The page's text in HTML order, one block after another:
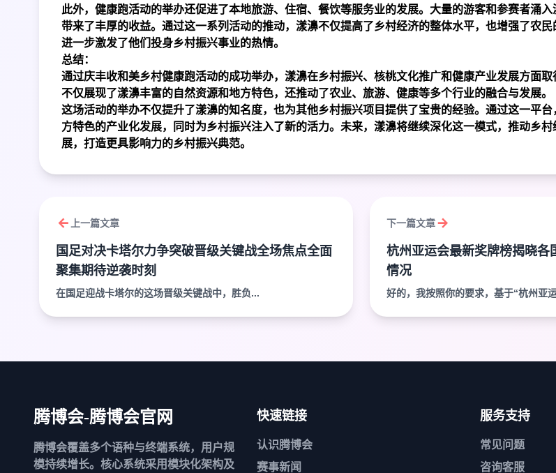
此外，健康跑活动的举办还促进了本地旅游、住宿、餐饮等服务业的发展。大量的游客和参赛者涌
带来了丰厚的收益。通过这一系列活动的推动，漾濞不仅提高了乡村经济的整体水平，也增强了农民
进一步激发了他们投身乡村振兴事业的热情。
总结：
通过庆丰收和美乡村健康跑活动的成功举办，漾濞在乡村振兴、核桃文化推广和健康产业发展方面
不仅展现了漾濞丰富的自然资源和地方特色，还推动了农业、旅游、健康等多个行业的融合与发展。
这场活动的举办不仅提升了漾濞的知名度，也为其他乡村振兴项目提供了宝贵的经验。通过这一平
方特色的产业化发展，同时为乡村振兴注入了新的活力。未来，漾濞将继续深化这一模式，推动乡
展，打造更具影响力的乡村振兴典范。
上一篇文章
国足对决卡塔尔力争突破晋级关键战全场焦点全面
聚集期待逆袭时刻
在国足迎战卡塔尔的这场晋级关键战中，胜负...
下一篇文章
杭州亚运会最新奖牌榜揭晓各
情况
好的，我按照你的要求，基于“杭州亚
腾博会-腾博会官网
腾博会覆盖多个语种与终端系统，用户规
模持续增长。核心系统采用模块化架构及
快速链接
认识腾博会
赛事新闻
服务支持
常见问题
咨询客服